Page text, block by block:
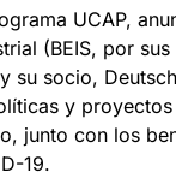
UCAP,
(BEIS, por
su socio,
y
junto con los
19.